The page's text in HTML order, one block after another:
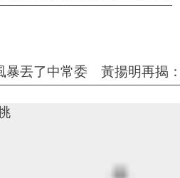
暴丟了中常委 黃揚明再揭